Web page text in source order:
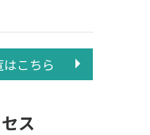
はこちら
ス